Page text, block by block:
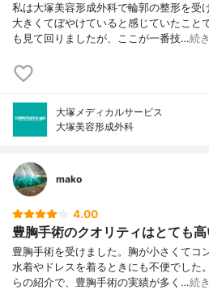
私は大塚美容形成外科で輪郭の整形を受
大きくてぼやけていると感じていたこと
も見て回りましたが、ここが一番技…続
大塚メディカルサービス
大塚美容形成外科
mako
4.00
豊胸手術のクオリティはとても
豊胸手術を受けました。胸が小さくてコ
水着やドレスを着るときにも不便でした
らの紹介で、豊胸手術の実績が多く…続